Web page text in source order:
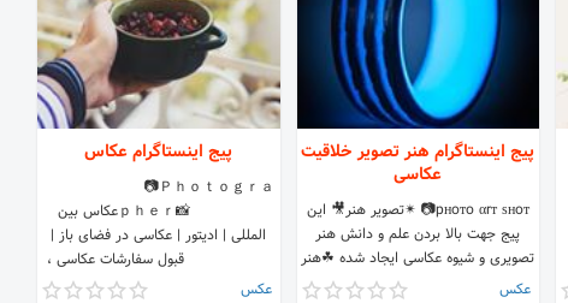
پیج اینستاگرام هنر تصویر خلاقیت
عکاسی
pнoтo αrт ѕнoт📷 ✴تصویر هنر🎥 این
پیج جهت بالا بردن علم و دانش هنر
تصویری و شیوه عکاسی ایجاد شده ☘هنر
| ژست | ایده |فیلم ، کلیپ ، عکسعکس
پیج اینستاگرام عکاس
⠀⠀⠀⠀⠀⠀⠀ ⠀⠀📷Ｐｈｏｔｏｇｒａ
ｐｈｅｒ📸 ⠀⠀⠀⠀⠀⠀عکاس بین
المللی | ادیتور | عکاسی در فضای باز |
⠀⠀⠀⠀⠀⠀ ⠀ قبول سفارشات عکاسی ،
عکس